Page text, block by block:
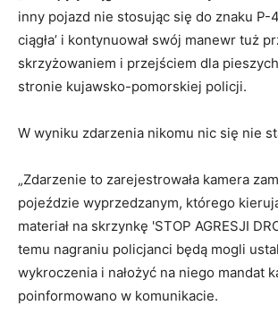
inny pojazd nie stosując się do znaku P-
ciągła’ i kontynuował swój manewr tuż
skrzyżowaniem i przejściem dla
stronie kujawsko-pomorskiej policji.
W wyniku zdarzenia nikomu nic się nie
„Zdarzenie to zarejestrowała kamera
pojeździe wyprzedzanym, którego
materiał na skrzynkę 'STOP AGRESJI
temu nagraniu policjanci będą mogli
wykroczenia i nałożyć na niego mandat
poinformowano w komunikacie.